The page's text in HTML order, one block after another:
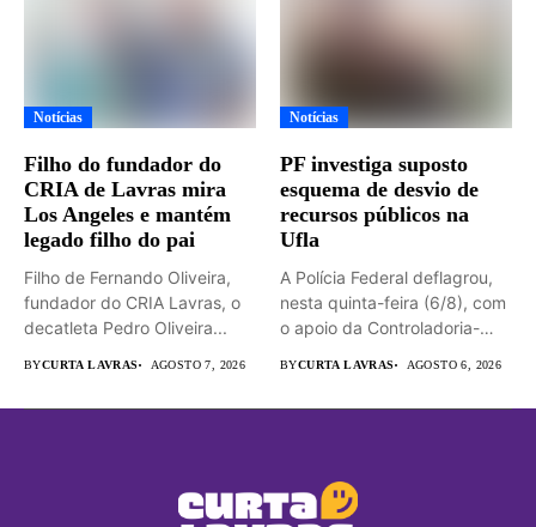
Notícias
Filho do fundador do
CRIA de Lavras mira
Los Angeles e mantém
legado filho do pai
Filho de Fernando Oliveira,
fundador do CRIA Lavras, o
decatleta Pedro Oliveira...
BYCURTA LAVRAS AGOSTO 7, 2026
Notícias
PF investiga suposto
esquema de desvio de
recursos públicos na
Ufla
A Polícia Federal deflagrou,
nesta quinta-feira (6/8), com
o apoio da Controladoria-
BYCURTA LAVRAS AGOSTO 6, 2026